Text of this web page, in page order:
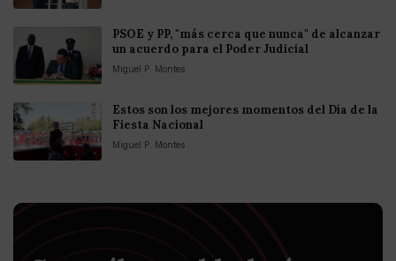
PSOE y PP, "más cerca que nunca" de alcanzar
un acuerdo para el Poder Judicial
Miguel P. Montes
Estos son los mejores momentos del Día de la
Fiesta Nacional
Miguel P. Montes